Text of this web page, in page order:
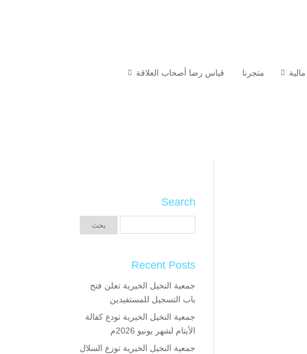
متجرنا قياس رضا أصحاب العلاقة
Search
Recent Posts
جمعية النخيل الخيرية تعلن فتح
باب التسجيل للمستفيدين
جمعية النخيل الخيرية تودع كفالة
الأيتام لشهر يونيو 2026م
جمعية النخيل الخيرية توزع السلال